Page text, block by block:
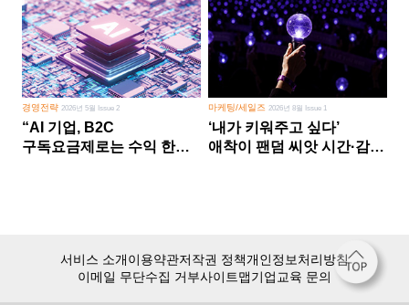
경영전략 2026년 5월 Issue 2
“AI 기업, B2C
구독요금제로는 수익 한계
마케팅/세일즈 2026년 8월 Issue 1
‘내가 키워주고 싶다’
애착이 팬덤 씨앗 시간·감정
서비스 소개이용약관저작권 정책개인정보처리방침
이메일 무단수집 거부사이트맵기업교육 문의